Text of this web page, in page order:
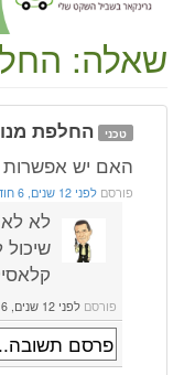
שאלה:
טכני החלפת
האם יש אפשרות
פורסם לפני 12 שנים, 6 חודשים
לא לא
קלאסיק 1500 נפח
פורסם לפני 12 שנים, 6 חודשים